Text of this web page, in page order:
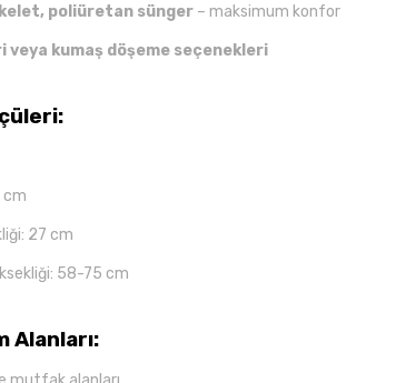
poliüretan sünger – maksimum konfor
veya kumaş döşeme seçenekleri
cm
27 cm
58-75 cm
Alanları: